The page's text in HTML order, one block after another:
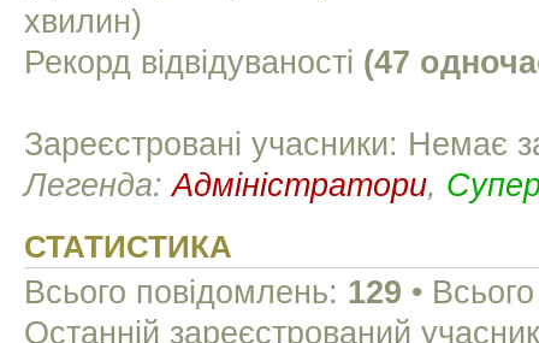
хвилин)
Рекорд відвідуваності (47
Зареєстровані учасники: Немає
Легенда:Адміністратори,
СТАТИСТИКА
Всього повідомлень: 129 •
Останній зареєстрований